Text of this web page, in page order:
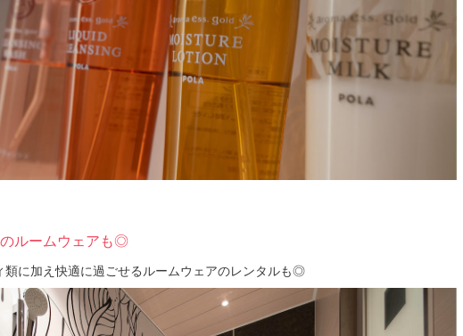
ルームウェアも◎
類に加え快適に過ごせるルームウェアのレンタルも◎